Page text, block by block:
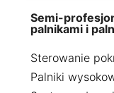
Semi-
palnikami i
Sterowanie
Palniki